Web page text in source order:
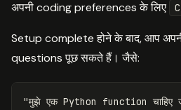
अपनी coding preferences के लिए
Setup complete होने के बाद, आप
questions पूछ सकते हैं। जैसे: